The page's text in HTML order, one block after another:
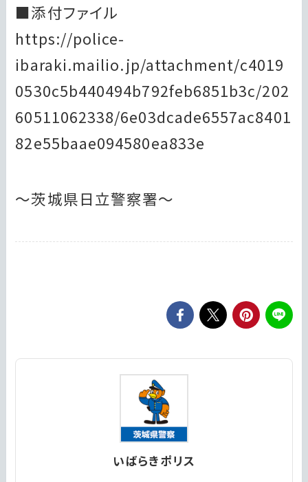
■添付ファイル
https://police-
ibaraki.mailio.jp/attachment/c4019
0530c5b440494b792feb6851b3c/202
60511062338/6e03dcade6557ac8401
82e55baae094580ea833e
～茨城県日立警察署～
いばらきポリス